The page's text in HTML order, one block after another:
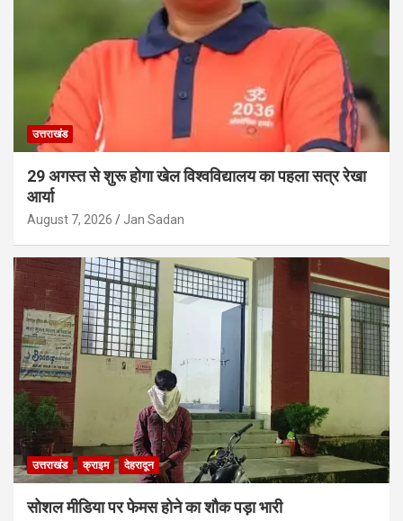
उत्तराखंड
29 अगस्त से शुरू होगा खेल विश्वविद्यालय का पहला सत्र रेखा
आर्या
August 7, 2026 Jan Sadan
उत्तराखंड क्राइम देहरादून
सोशल मीडिया पर फेमस होने का शौक पड़ा भारी